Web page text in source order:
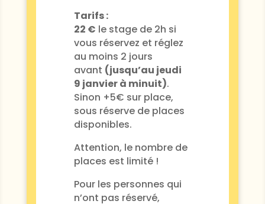
Tarifs :
22 € le stage de 2h si
vous réservez et réglez
au moins 2 jours
avant (jusqu’au jeudi
9 janvier à minuit).
Sinon +5€ sur place,
sous réserve de places
disponibles.
Attention, le nombre de
places est limité !
Pour les personnes qui
n’ont pas réservé,